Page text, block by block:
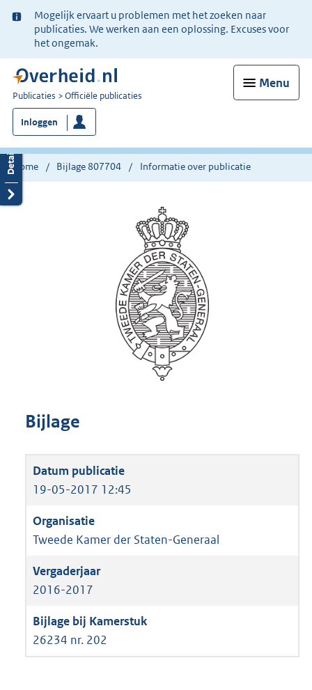
Ter
informatie:
Mogelijk ervaart u problemen met het zoeken naar
publicaties. We werken aan een oplossing. Excuses voor
het ongemak.
Menu
U
bent
nu
hier:
Publicaties Officiële publicaties
Inloggen
Home Bijlage 807704 Informatie over publicatie
Bijlage
19-05-2017 12:45
Tweede Kamer der Staten-Generaal
2016-2017
26234 nr. 202